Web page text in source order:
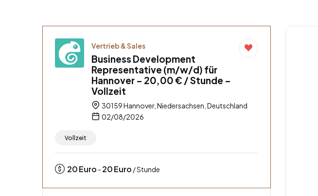
Vertrieb & Sales
Business Development
Representative (m/w/d) für
Hannover – 20,00 € / Stunde –
Vollzeit
30159 Hannover, Niedersachsen, Deutschland
02/08/2026
Vollzeit
20Euro - 20Euro / Stunde